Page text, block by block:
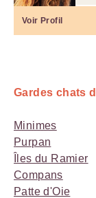
Voir Profil
Gardes chats
Minimes
Purpan
Îles du Ramier
Compans
Patte d'Oie